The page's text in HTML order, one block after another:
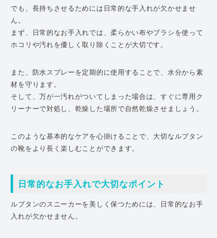
でも、長持ちさせるためには日常的な手入れが欠かせませ
ん。
まず、日常的なお手入れでは、柔らかい布やブラシを使って
ホコリや汚れを優しく取り除くことが大切です。
また、防水スプレーを定期的に使用することで、水分から素
材を守ります。
そして、万が一汚れがついてしまった場合は、すぐに専用ク
リーナーで対処し、乾燥した場所で自然乾燥させましょう。
このような基本的なケアを心掛けることで、大切なルブタン
の靴をより長く楽しむことができます。
日常的なお手入れで大切なポイント
ルブタンのスニーカーを美しく保つためには、日常的なお手
入れが欠かせません。